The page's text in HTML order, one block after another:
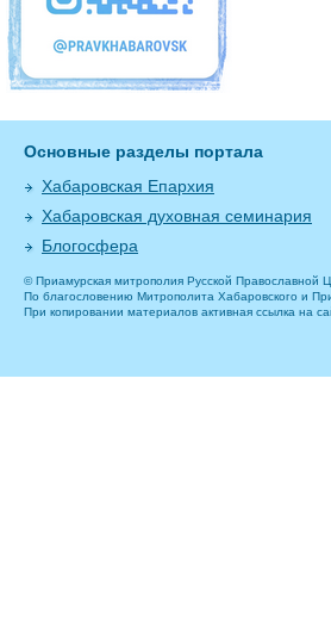
Основные разделы портала
Хабаровская Епархия
Хабаровская духовная семинария
Блогосфера
© Приамурская митрополия Русской Православной
По благословению Митрополита Хабаровского и
При копировании материалов активная ссылка на